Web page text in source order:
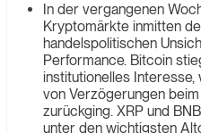
In der vergangenen
Kryptomärkte inmitten
handelspolitischen
Performance. Bitcoin
institutionelles Interesse,
von Verzögerungen
zurückging. XRP und
unter den wichtigsten